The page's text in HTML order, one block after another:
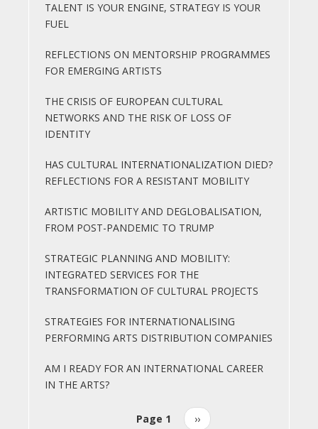
TALENT IS YOUR ENGINE, STRATEGY IS YOUR
FUEL
REFLECTIONS ON MENTORSHIP PROGRAMMES
FOR EMERGING ARTISTS
THE CRISIS OF EUROPEAN CULTURAL
NETWORKS AND THE RISK OF LOSS OF
IDENTITY
HAS CULTURAL INTERNATIONALIZATION DIED?
REFLECTIONS FOR A RESISTANT MOBILITY
ARTISTIC MOBILITY AND DEGLOBALISATION,
FROM POST-PANDEMIC TO TRUMP
STRATEGIC PLANNING AND MOBILITY:
INTEGRATED SERVICES FOR THE
TRANSFORMATION OF CULTURAL PROJECTS
STRATEGIES FOR INTERNATIONALISING
PERFORMING ARTS DISTRIBUTION COMPANIES
AM I READY FOR AN INTERNATIONAL CAREER
IN THE ARTS?
Page 1
Next
››